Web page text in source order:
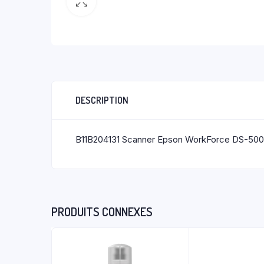
DESCRIPTION
B11B204131 Scanner Epson WorkForce DS-
PRODUITS CONNEXES